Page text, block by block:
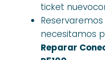
ticket
necesitamos
Reparar